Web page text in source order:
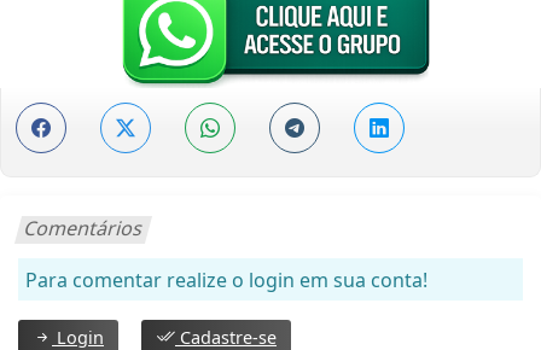
Comentários
Para comentar realize o login em sua conta!
Login Cadastre-se